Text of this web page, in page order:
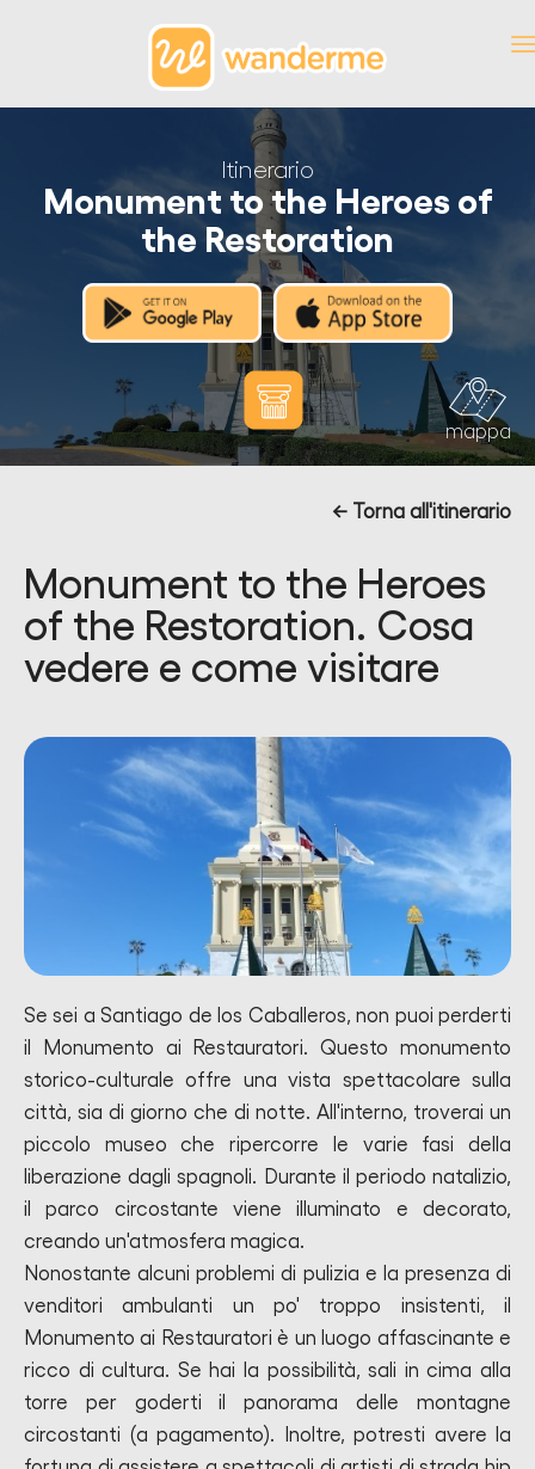
Itinerario
Monument to the Heroes of
the Restoration
mappa
← Torna all'itinerario
Monument to the Heroes
of the Restoration. Cosa
vedere e come visitare
Se sei a Santiago de los Caballeros, non puoi perderti
il Monumento ai Restauratori. Questo monumento
storico-culturale offre una vista spettacolare sulla
città, sia di giorno che di notte. All'interno, troverai un
piccolo museo che ripercorre le varie fasi della
liberazione dagli spagnoli. Durante il periodo natalizio,
il parco circostante viene illuminato e decorato,
creando un'atmosfera magica.
Nonostante alcuni problemi di pulizia e la presenza di
venditori ambulanti un po' troppo insistenti, il
Monumento ai Restauratori è un luogo affascinante e
ricco di cultura. Se hai la possibilità, sali in cima alla
torre per goderti il panorama delle montagne
circostanti (a pagamento). Inoltre, potresti avere la